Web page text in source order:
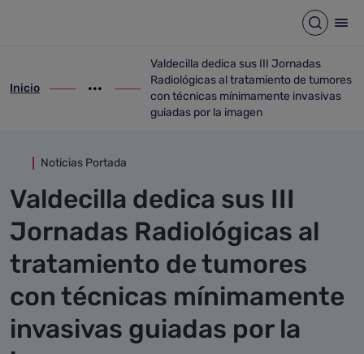
Abrir
ir-a inicio
Inicio
Mostrar opciones del camino de migas
ir-a Valdecilla dedica sus III Jornadas
Valdecilla dedica sus III Jornadas
Radiológicas al tratamiento de tumores
con técnicas mínimamente invasivas
guiadas por la imagen
Noticias Portada
Valdecilla dedica sus III
Jornadas Radiológicas al
tratamiento de tumores
con técnicas mínimamente
invasivas guiadas por la